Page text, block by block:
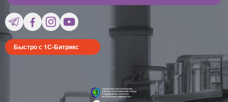
Быстро с 1С-Битрикс